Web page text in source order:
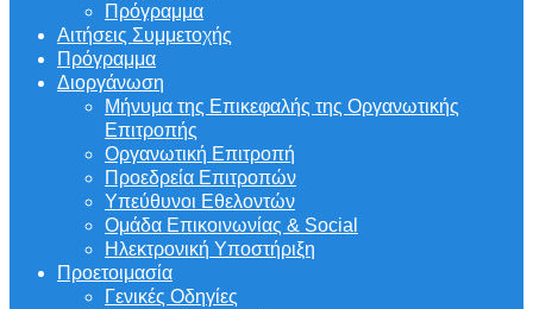
Πρόγραμμα
Αιτήσεις Συμμετοχής
Πρόγραμμα
Διοργάνωση
Μήνυμα της Επικεφαλής της Οργανωτικής
Επιτροπής
Οργανωτική Επιτροπή
Προεδρεία Επιτροπών
Υπεύθυνοι Εθελοντών
Ομάδα Επικοινωνίας & Social
Ηλεκτρονική Υποστήριξη
Προετοιμασία
Γενικές Οδηγίες